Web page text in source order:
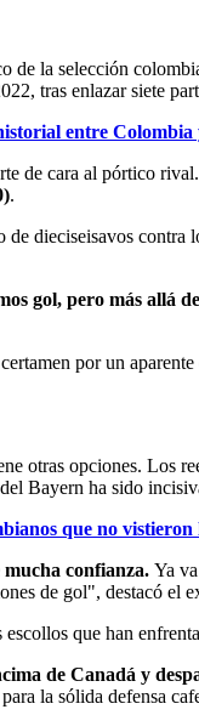
de la selección
tras enlazar siete
entre Colombia
de cara al pórtico
.
dieciseisavos
gol, pero más allá
por un
otras opciones. Los
Bayern ha sido
que no
mucha confianza. Ya
de gol", destacó el
que han
de Canadá y
la sólida defensa